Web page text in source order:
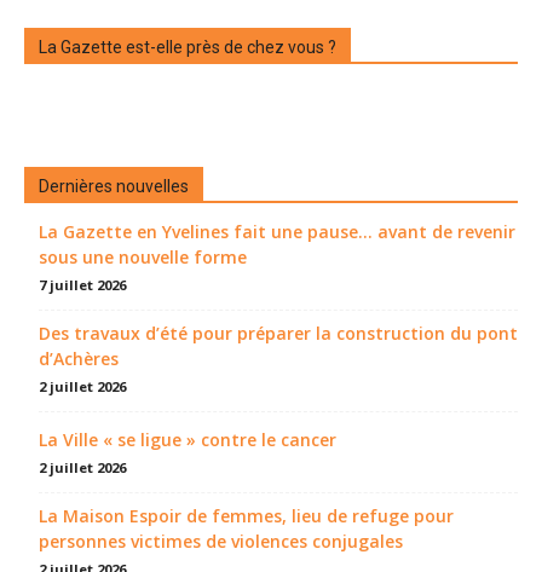
La Gazette est-elle près de chez vous ?
Dernières nouvelles
La Gazette en Yvelines fait une pause... avant de revenir
sous une nouvelle forme
7 juillet 2026
Des travaux d’été pour préparer la construction du pont
d’Achères
2 juillet 2026
La Ville « se ligue » contre le cancer
2 juillet 2026
La Maison Espoir de femmes, lieu de refuge pour
personnes victimes de violences conjugales